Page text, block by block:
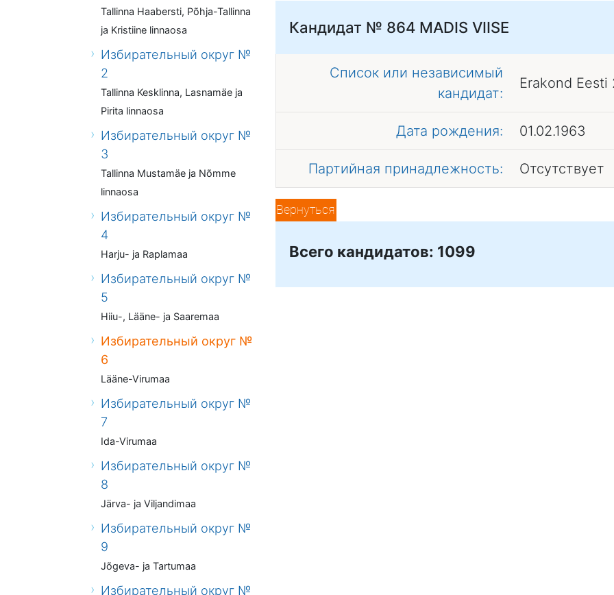
Tallinna Haabersti, Põhja-Tallinna
ja Kristiine linnaosa
Избирательный округ №
2
Tallinna Kesklinna, Lasnamäe ja
Pirita linnaosa
Избирательный округ №
3
Tallinna Mustamäe ja Nõmme
linnaosa
Избирательный округ №
4
Harju- ja Raplamaa
Избирательный округ №
5
Hiiu-, Lääne- ja Saaremaa
Избирательный округ №
6
Lääne-Virumaa
Избирательный округ №
7
Ida-Virumaa
Избирательный округ №
8
Järva- ja Viljandimaa
Избирательный округ №
9
Jõgeva- ja Tartumaa
Избирательный округ №
Кандидат № 864 MADIS VIISE
Список или независимый
кандидат:
Erakond Eesti
Дата рождения: 01.02.1963
Партийная принадлежность: Отсутствует
Вернуться
Всего кандидатов: 1099